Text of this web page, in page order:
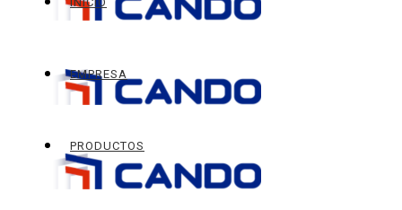
EMPRESA
PRODUCTOS